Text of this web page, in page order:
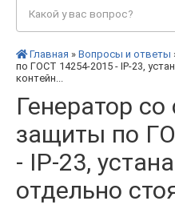
Главная » Вопросы и ответы
по ГОСТ 14254-2015 - IP-23,
контейн...
Генератор
защиты по
- IP-23,
отдельно